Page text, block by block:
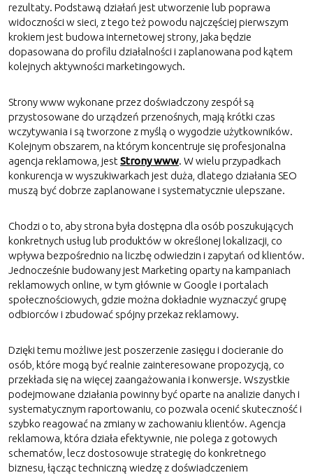
rezultaty. Podstawą działań jest utworzenie lub poprawa
widoczności w sieci, z tego też powodu najczęściej pierwszym
krokiem jest budowa internetowej strony, jaka będzie
dopasowana do profilu działalności i zaplanowana pod kątem
kolejnych aktywności marketingowych.
Strony www wykonane przez doświadczony zespół są
przystosowane do urządzeń przenośnych, mają krótki czas
wczytywania i są tworzone z myślą o wygodzie użytkowników.
Kolejnym obszarem, na którym koncentruje się profesjonalna
agencja reklamowa, jest Strony www. W wielu przypadkach
konkurencja w wyszukiwarkach jest duża, dlatego działania SEO
muszą być dobrze zaplanowane i systematycznie ulepszane.
Chodzi o to, aby strona była dostępna dla osób poszukujących
konkretnych usług lub produktów w określonej lokalizacji, co
wpływa bezpośrednio na liczbę odwiedzin i zapytań od klientów.
Jednocześnie budowany jest Marketing oparty na kampaniach
reklamowych online, w tym głównie w Google i portalach
społecznościowych, gdzie można dokładnie wyznaczyć grupę
odbiorców i zbudować spójny przekaz reklamowy.
Dzięki temu możliwe jest poszerzenie zasięgu i docieranie do
osób, które mogą być realnie zainteresowane propozycją, co
przekłada się na więcej zaangażowania i konwersje. Wszystkie
podejmowane działania powinny być oparte na analizie danych i
systematycznym raportowaniu, co pozwala ocenić skuteczność i
szybko reagować na zmiany w zachowaniu klientów. Agencja
reklamowa, która działa efektywnie, nie polega z gotowych
schematów, lecz dostosowuje strategię do konkretnego
biznesu, łącząc techniczną wiedzę z doświadczeniem